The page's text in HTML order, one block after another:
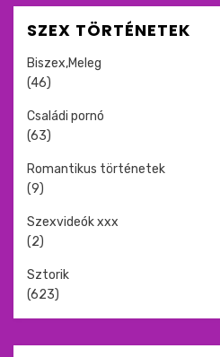
SZEX TÖRTÉNETEK
Biszex,Meleg
(46)
Családi pornó
(63)
Romantikus történetek
(9)
Szexvideók xxx
(2)
Sztorik
(623)